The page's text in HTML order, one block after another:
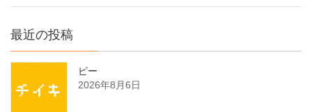
最近の投稿
ピー
2026年8月6日